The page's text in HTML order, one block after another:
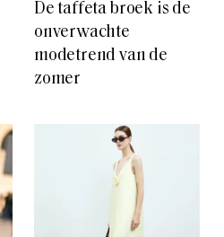
De taffeta broek is de
onverwachte
modetrend van de
zomer